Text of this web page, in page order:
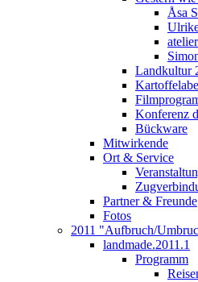
Åsa
Landkultur
Konferenz
Bückware
Mitwirkende
Ort & Service
Partner & Freunde
Fotos
2011 "Aufbruch/
landmade.2011.1
Programm